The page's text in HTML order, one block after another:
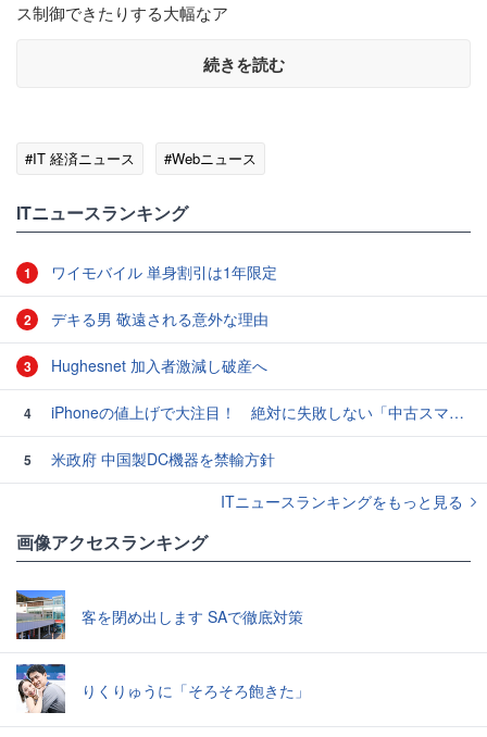
ス制御できたりする大幅なア
続きを読む
#IT 経済ニュース #Webニュース
ITニュースランキング
1 ワイモバイル 単身割引は1年限定
2 デキる男 敬遠される意外な理由
3 Hughesnet 加入者激減し破産へ
4 iPhoneの値上げで大注目！ 絶対に失敗しない「中古スマホ」の売り方＆買い方
5
米政府 中国製DC機器を禁輸方針
ITニュースランキングをもっと見る
画像アクセスランキング
客を閉め出します SAで徹底対策
りくりゅうに「そろそろ飽きた」